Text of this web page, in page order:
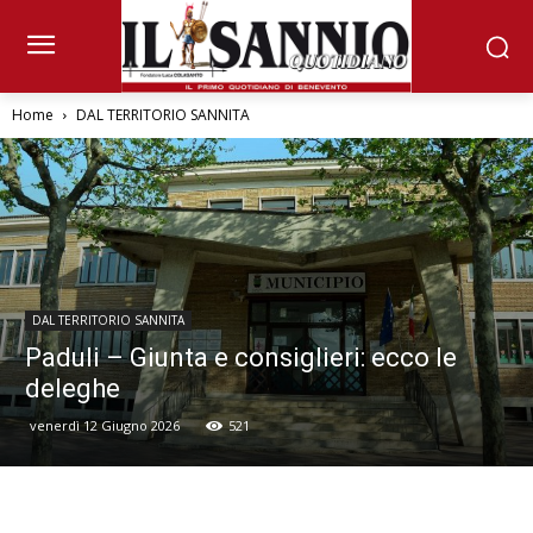
Home DAL TERRITORIO SANNITA
DAL TERRITORIO SANNITA
Paduli – Giunta e consiglieri: ecco le
deleghe
venerdì 12 Giugno 2026 521